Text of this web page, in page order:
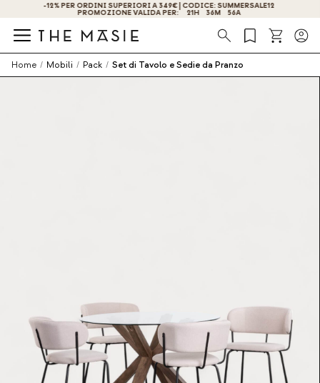
OTTIENI IL -10% DI SCONTO ISCRIVENDOTI ORA!
Ricerca
Home / Mobili / Pack / Set di Tavolo e Sedie da Pranzo